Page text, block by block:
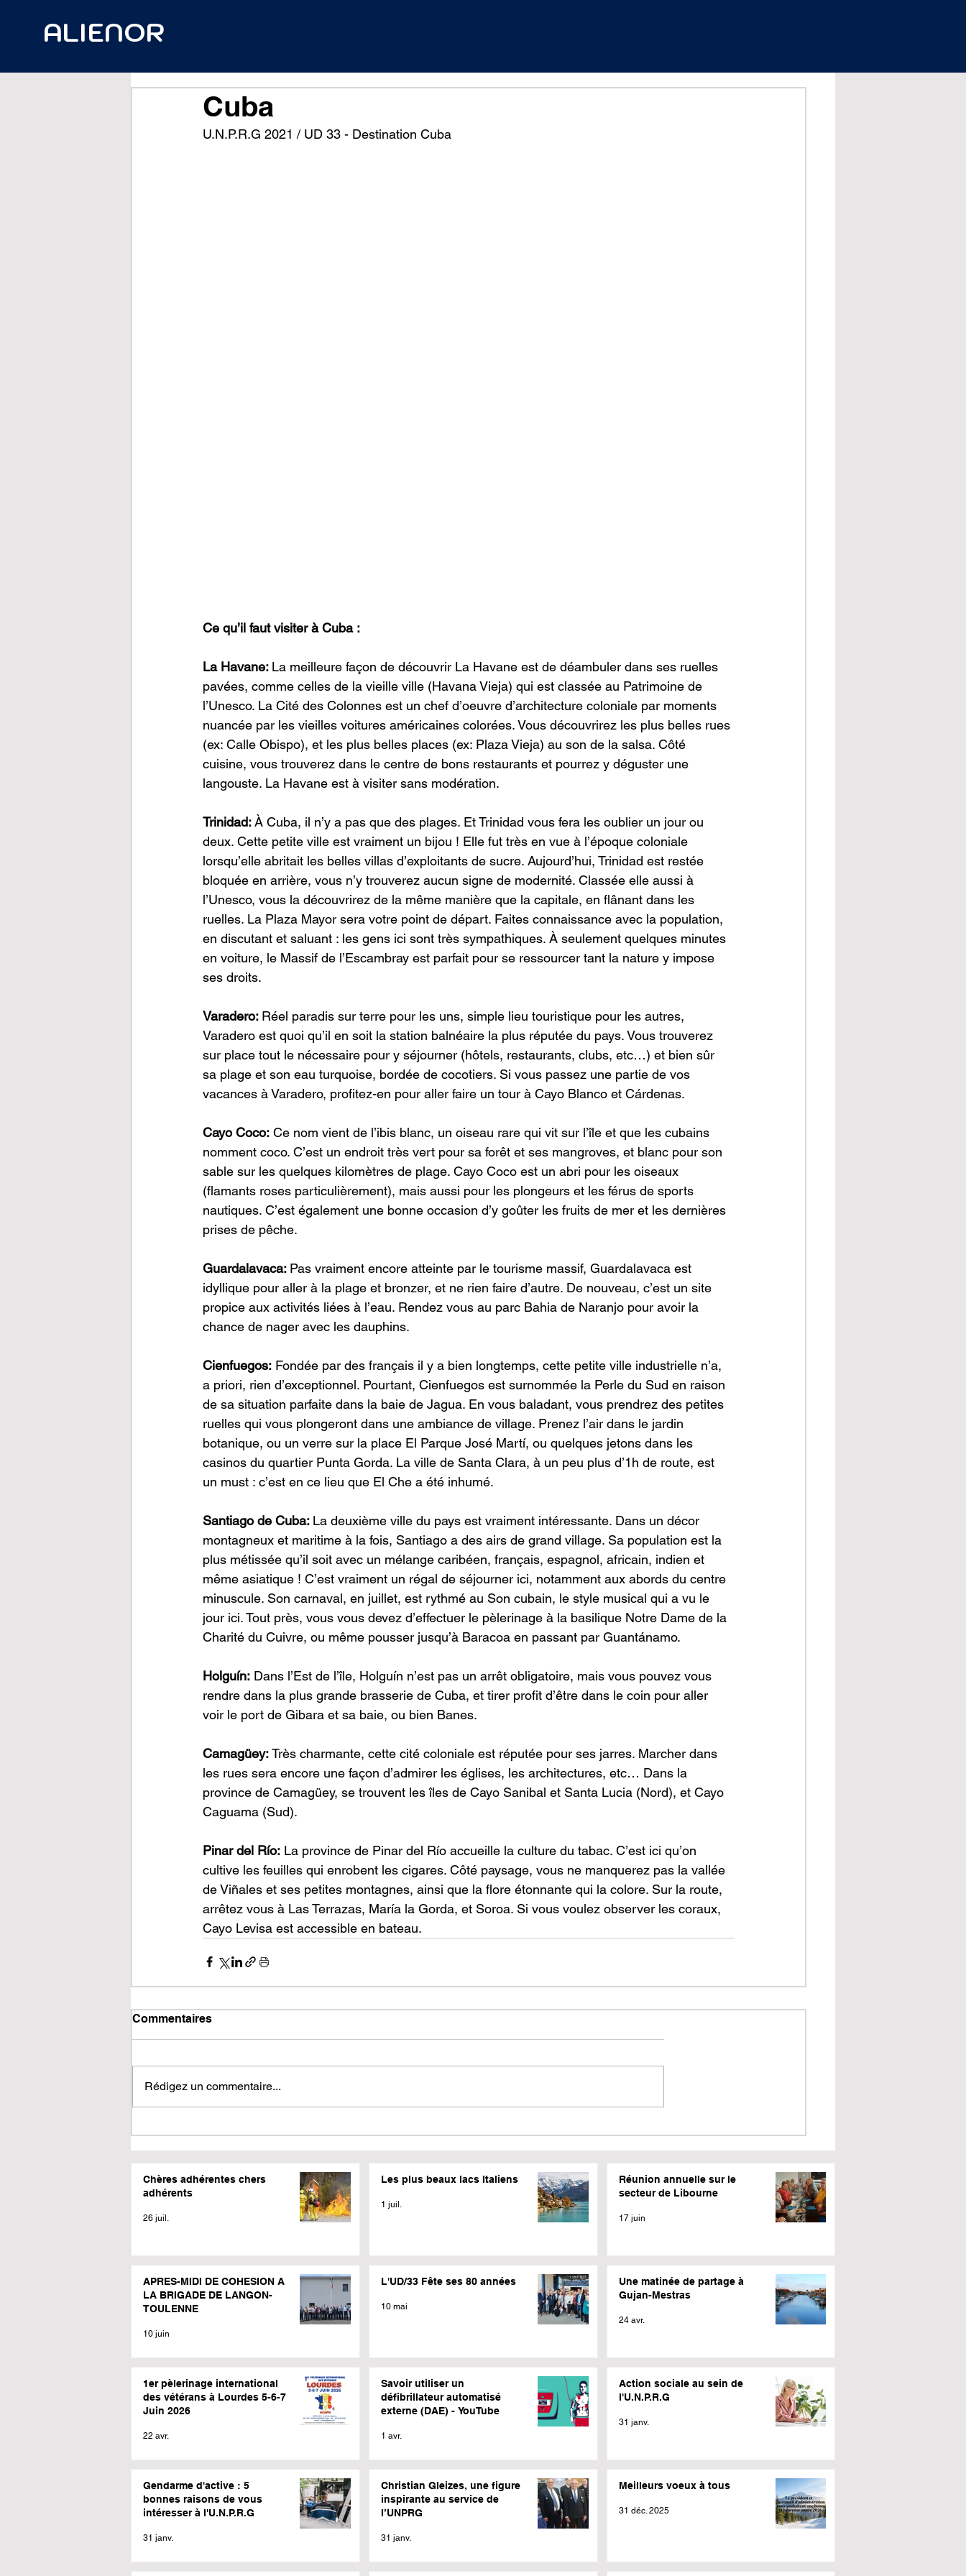
ALIENOR
Cuba
U.N.P.R.G 2021 / UD 33 - Destination Cuba
Ce qu’il faut visiter à Cuba :
La Havane: La meilleure façon de découvrir La Havane est de déambuler dans ses ruelles
pavées, comme celles de la vieille ville (Havana Vieja) qui est classée au Patrimoine de
l’Unesco. La Cité des Colonnes est un chef d’oeuvre d’architecture coloniale par moments
nuancée par les vieilles voitures américaines colorées. Vous découvrirez les plus belles rues
(ex: Calle Obispo), et les plus belles places (ex: Plaza Vieja) au son de la salsa. Côté
cuisine, vous trouverez dans le centre de bons restaurants et pourrez y déguster une
langouste. La Havane est à visiter sans modération.
Trinidad: À Cuba, il n’y a pas que des plages. Et Trinidad vous fera les oublier un jour ou
deux. Cette petite ville est vraiment un bijou ! Elle fut très en vue à l’époque coloniale
lorsqu’elle abritait les belles villas d’exploitants de sucre. Aujourd’hui, Trinidad est restée
bloquée en arrière, vous n’y trouverez aucun signe de modernité. Classée elle aussi à
l’Unesco, vous la découvrirez de la même manière que la capitale, en flânant dans les
ruelles. La Plaza Mayor sera votre point de départ. Faites connaissance avec la population,
en discutant et saluant : les gens ici sont très sympathiques. À seulement quelques minutes
en voiture, le Massif de l’Escambray est parfait pour se ressourcer tant la nature y impose
ses droits.
Varadero: Réel paradis sur terre pour les uns, simple lieu touristique pour les autres,
Varadero est quoi qu’il en soit la station balnéaire la plus réputée du pays. Vous trouverez
sur place tout le nécessaire pour y séjourner (hôtels, restaurants, clubs, etc…) et bien sûr
sa plage et son eau turquoise, bordée de cocotiers. Si vous passez une partie de vos
vacances à Varadero, profitez-en pour aller faire un tour à Cayo Blanco et Cárdenas.
Cayo Coco: Ce nom vient de l’ibis blanc, un oiseau rare qui vit sur l’île et que les cubains
nomment coco. C’est un endroit très vert pour sa forêt et ses mangroves, et blanc pour son
sable sur les quelques kilomètres de plage. Cayo Coco est un abri pour les oiseaux
(flamants roses particulièrement), mais aussi pour les plongeurs et les férus de sports
nautiques. C’est également une bonne occasion d’y goûter les fruits de mer et les dernières
prises de pêche.
Guardalavaca: Pas vraiment encore atteinte par le tourisme massif, Guardalavaca est
idyllique pour aller à la plage et bronzer, et ne rien faire d’autre. De nouveau, c’est un site
propice aux activités liées à l’eau. Rendez vous au parc Bahia de Naranjo pour avoir la
chance de nager avec les dauphins.
Cienfuegos: Fondée par des français il y a bien longtemps, cette petite ville industrielle n’a,
a priori, rien d’exceptionnel. Pourtant, Cienfuegos est surnommée la Perle du Sud en raison
de sa situation parfaite dans la baie de Jagua. En vous baladant, vous prendrez des petites
ruelles qui vous plongeront dans une ambiance de village. Prenez l’air dans le jardin
botanique, ou un verre sur la place El Parque José Martí, ou quelques jetons dans les
casinos du quartier Punta Gorda. La ville de Santa Clara, à un peu plus d’1h de route, est
un must : c’est en ce lieu que El Che a été inhumé.
Santiago de Cuba: La deuxième ville du pays est vraiment intéressante. Dans un décor
montagneux et maritime à la fois, Santiago a des airs de grand village. Sa population est la
plus métissée qu’il soit avec un mélange caribéen, français, espagnol, africain, indien et
même asiatique ! C’est vraiment un régal de séjourner ici, notamment aux abords du centre
minuscule. Son carnaval, en juillet, est rythmé au Son cubain, le style musical qui a vu le
jour ici. Tout près, vous vous devez d’effectuer le pèlerinage à la basilique Notre Dame de la
Charité du Cuivre, ou même pousser jusqu’à Baracoa en passant par Guantánamo.
Holguín: Dans l’Est de l’île, Holguín n’est pas un arrêt obligatoire, mais vous pouvez vous
rendre dans la plus grande brasserie de Cuba, et tirer profit d’être dans le coin pour aller
voir le port de Gibara et sa baie, ou bien Banes.
Camagüey: Très charmante, cette cité coloniale est réputée pour ses jarres. Marcher dans
les rues sera encore une façon d’admirer les églises, les architectures, etc… Dans la
province de Camagüey, se trouvent les îles de Cayo Sanibal et Santa Lucia (Nord), et Cayo
Caguama (Sud).
Pinar del Río: La province de Pinar del Río accueille la culture du tabac. C’est ici qu’on
cultive les feuilles qui enrobent les cigares. Côté paysage, vous ne manquerez pas la vallée
de Viñales et ses petites montagnes, ainsi que la flore étonnante qui la colore. Sur la route,
arrêtez vous à Las Terrazas, María la Gorda, et Soroa. Si vous voulez observer les coraux,
Cayo Levisa est accessible en bateau.
Commentaires
Rédigez un commentaire...
Chères adhérentes chers
adhérents
26 juil.
Les plus beaux lacs Italiens
1 juil.
Réunion annuelle sur le
secteur de Libourne
17 juin
APRES-MIDI DE COHESION A
LA BRIGADE DE LANGON-
TOULENNE
10 juin
L'UD/33 Fête ses 80 années
10 mai
Une matinée de partage à
Gujan-Mestras
24 avr.
1er pèlerinage international
des vétérans à Lourdes 5-6-7
Juin 2026
22 avr.
Savoir utiliser un
défibrillateur automatisé
externe (DAE) - YouTube
1 avr.
Action sociale au sein de
l'U.N.P.R.G
31 janv.
Gendarme d'active : 5
bonnes raisons de vous
intéresser à l'U.N.P.R.G
31 janv.
Christian Gleizes, une figure
inspirante au service de
l’UNPRG
31 janv.
Meilleurs voeux à tous
31 déc. 2025